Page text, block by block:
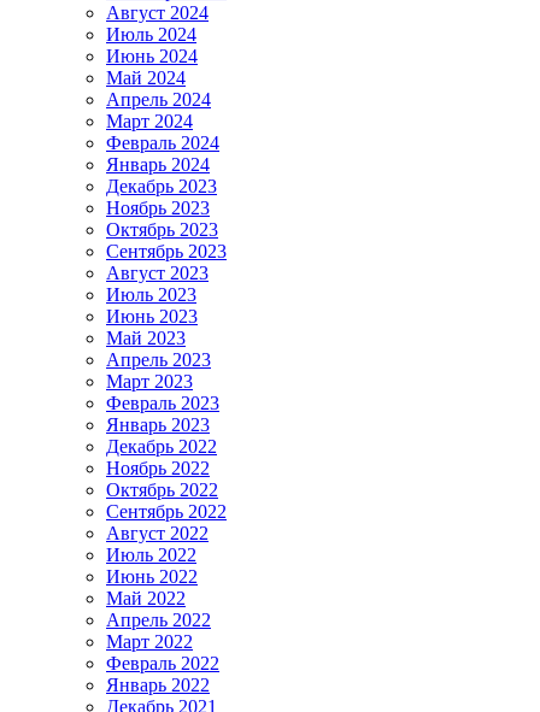
Август 2024
Июль 2024
Июнь 2024
Май 2024
Апрель 2024
Март 2024
Февраль 2024
Январь 2024
Декабрь 2023
Ноябрь 2023
Октябрь 2023
Сентябрь 2023
Август 2023
Июль 2023
Июнь 2023
Май 2023
Апрель 2023
Март 2023
Февраль 2023
Январь 2023
Декабрь 2022
Ноябрь 2022
Октябрь 2022
Сентябрь 2022
Август 2022
Июль 2022
Июнь 2022
Май 2022
Апрель 2022
Март 2022
Февраль 2022
Январь 2022
Декабрь 2021